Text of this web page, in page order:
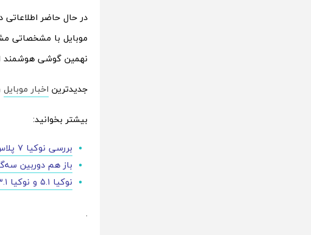
در حال حاضر
نهمین گوشی هوشمند
جدیدترین اخبار موبایل
بیشتر بخوانید:
بررسی نوکیا ۷ پلاس (Nokia 7 plus) ؛ یک گوشی میان‌رده کارآزموده و زیبا
باز هم دوربین سه‌گانه اما
نوکیا ۵.۱ و نوکیا ۳.۱ با سیستم روی تراشه‌ی مدیاتک رسما معرفی شدند
.